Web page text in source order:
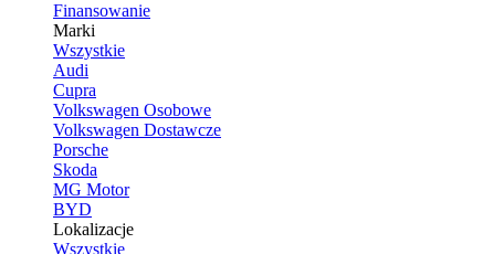
Finansowanie
Marki
Wszystkie
Audi
Cupra
Volkswagen Osobowe
Volkswagen Dostawcze
Porsche
Skoda
MG Motor
BYD
Lokalizacje
Wszystkie